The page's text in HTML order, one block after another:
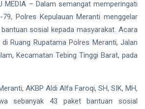
MEDIA – Dalam semangat memperingati
79, Polres Kepulauan Meranti menggelar
sosial kepada masyarakat. Acara
Ruang Rupatama Polres Meranti, Jalan
Kecamatan Tebing Tinggi Barat, pada
AKBP Aldi Alfa Faroqi, SH, SIK, MH,
sebanyak 43 paket bantuan sosial